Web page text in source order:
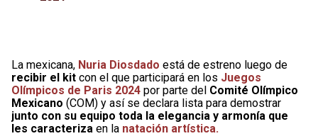
La mexicana, Nuria Diosdado está de estreno luego de
recibir el kit con el que participará en los Juegos
Olímpicos de Paris 2024 por parte del Comité Olímpico
Mexicano (COM) y así se declara lista para demostrar
junto con su equipo toda la elegancia y armonía que
les caracteriza en la natación artística.